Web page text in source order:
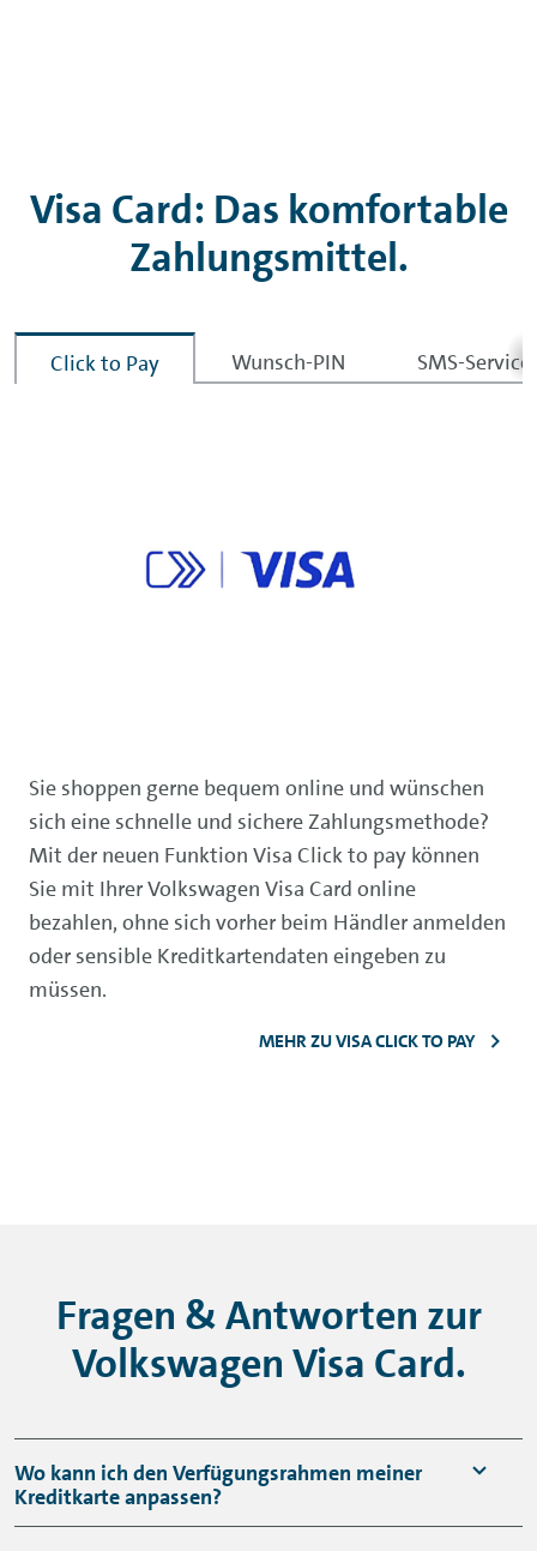
Visa Card: Das komfortable
Zahlungsmittel.
Click to Pay Wunsch-PIN SMS-Service
Sie shoppen gerne bequem online und wünschen
sich eine schnelle und sichere Zahlungsmethode?
Mit der neuen Funktion Visa Click to pay können
Sie mit Ihrer Volkswagen Visa Card online
bezahlen, ohne sich vorher beim Händler anmelden
oder sensible Kreditkartendaten eingeben zu
müssen.
MEHR ZU VISA CLICK TO PAY
Fragen & Antworten zur
Volkswagen Visa Card.
Wo kann ich den Verfügungsrahmen meiner
Kreditkarte anpassen?